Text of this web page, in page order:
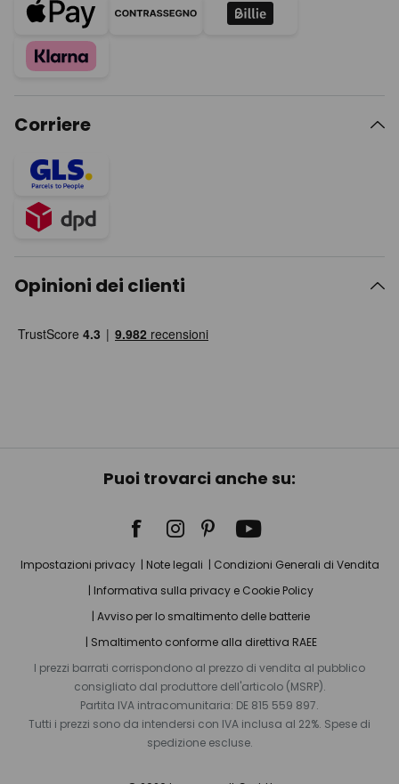
Corriere
Opinioni dei clienti
Puoi trovarci anche su:
Impostazioni privacy Note legali
Condizioni Generali di Vendita
Informativa sulla privacy e Cookie Policy
Avviso per lo smaltimento delle batterie
Smaltimento conforme alla direttiva RAEE
I prezzi barrati corrispondono al prezzo di vendita al pubblico
consigliato dal produttore dell'articolo (MSRP).
Partita IVA intracomunitaria: DE 815 559 897.
Tutti i prezzi sono da intendersi con IVA inclusa al 22%. Spese di
spedizione escluse.